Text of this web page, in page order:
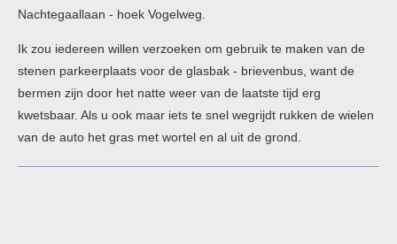
Nachtegaallaan - hoek Vogelweg.
Ik zou iedereen willen verzoeken om gebruik te maken van de
stenen parkeerplaats voor de glasbak - brievenbus, want de
bermen zijn door het natte weer van de laatste tijd erg
kwetsbaar. Als u ook maar iets te snel wegrijdt rukken de wielen
van de auto het gras met wortel en al uit de grond.